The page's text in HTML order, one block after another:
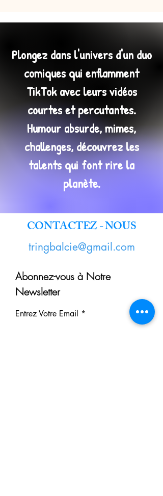
Plongez dans l'univers d'un duo
comiques qui enflamment
TikTok avec leurs vidéos
courtes et percutantes.
Humour absurde, mimes,
challenges, découvrez les
talents qui font rire la
planète.
CONTACTEZ - NOUS
tringbalcie@gmail.com
Abonnez-vous à Notre
Newsletter
Entrez Votre Email